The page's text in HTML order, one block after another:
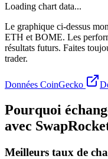
Loading chart data...
Le graphique ci-dessus
ETH et BOME. Les
résultats futurs. Faites
trader.
Données CoinGecko
Pourquoi
avec
Meilleurs taux de